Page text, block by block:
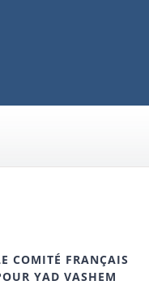
COMITÉ FRANÇAIS
YAD VASHEM